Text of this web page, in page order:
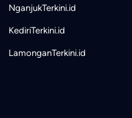
NganjukTerkini.id
KediriTerkini.id
LamonganTerkini.id